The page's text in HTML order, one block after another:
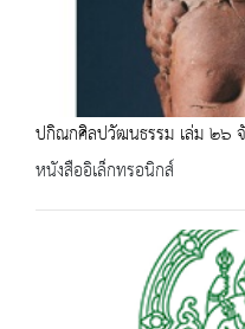
ปกิณกศิลปวัฒนธรรม เล่ม ๒๖
หนังสืออิเล็กทรอนิกส์